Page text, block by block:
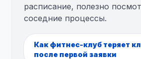
расписание, полезно
соседние процессы.
Как фитнес-клуб теряет
после первой заявки